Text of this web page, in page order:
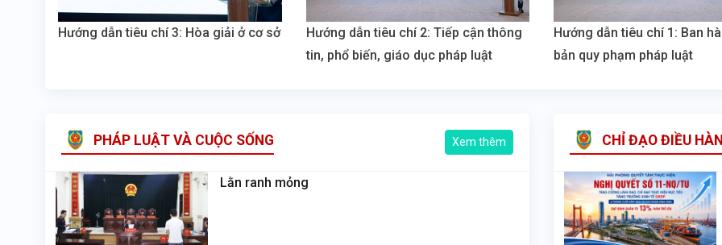
Hướng dẫn tiêu chí 3: Hòa giải ở cơ sở
Hướng dẫn tiêu chí 2: Tiếp cận thông
tin, phổ biến, giáo dục pháp luật
Hướng dẫn tiêu chí 1: Ban
bản quy phạm pháp luật
PHÁP LUẬT VÀ CUỘC SỐNG Xem thêm
Lằn ranh mỏng
CHỈ ĐẠO ĐIỀU